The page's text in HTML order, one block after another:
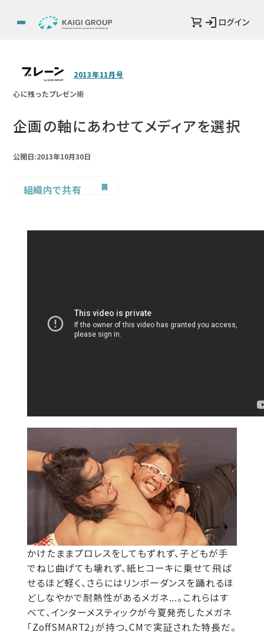
ログイン
2013年11月号
心に残ったプレゼン術
企画の軸にあわせてメディアを選択
公開日:2013年10月30日
組織内で共有
かけたままプロレスをしてもずれず、子どもが手
でねじ曲げても壊れず、紙ヒコーキに乗せて飛ば
せるほど軽く、さらにはリンボーダンスを踊れるほ
どしなやかで耐熱性があるメガネ...。これらはす
べて、インターメスティックが今夏発売したメガネ
「ZoffSMART2」が持つ、CMで実証された特長だ。